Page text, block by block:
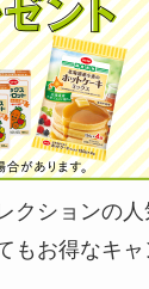
クションの
もお得なキ